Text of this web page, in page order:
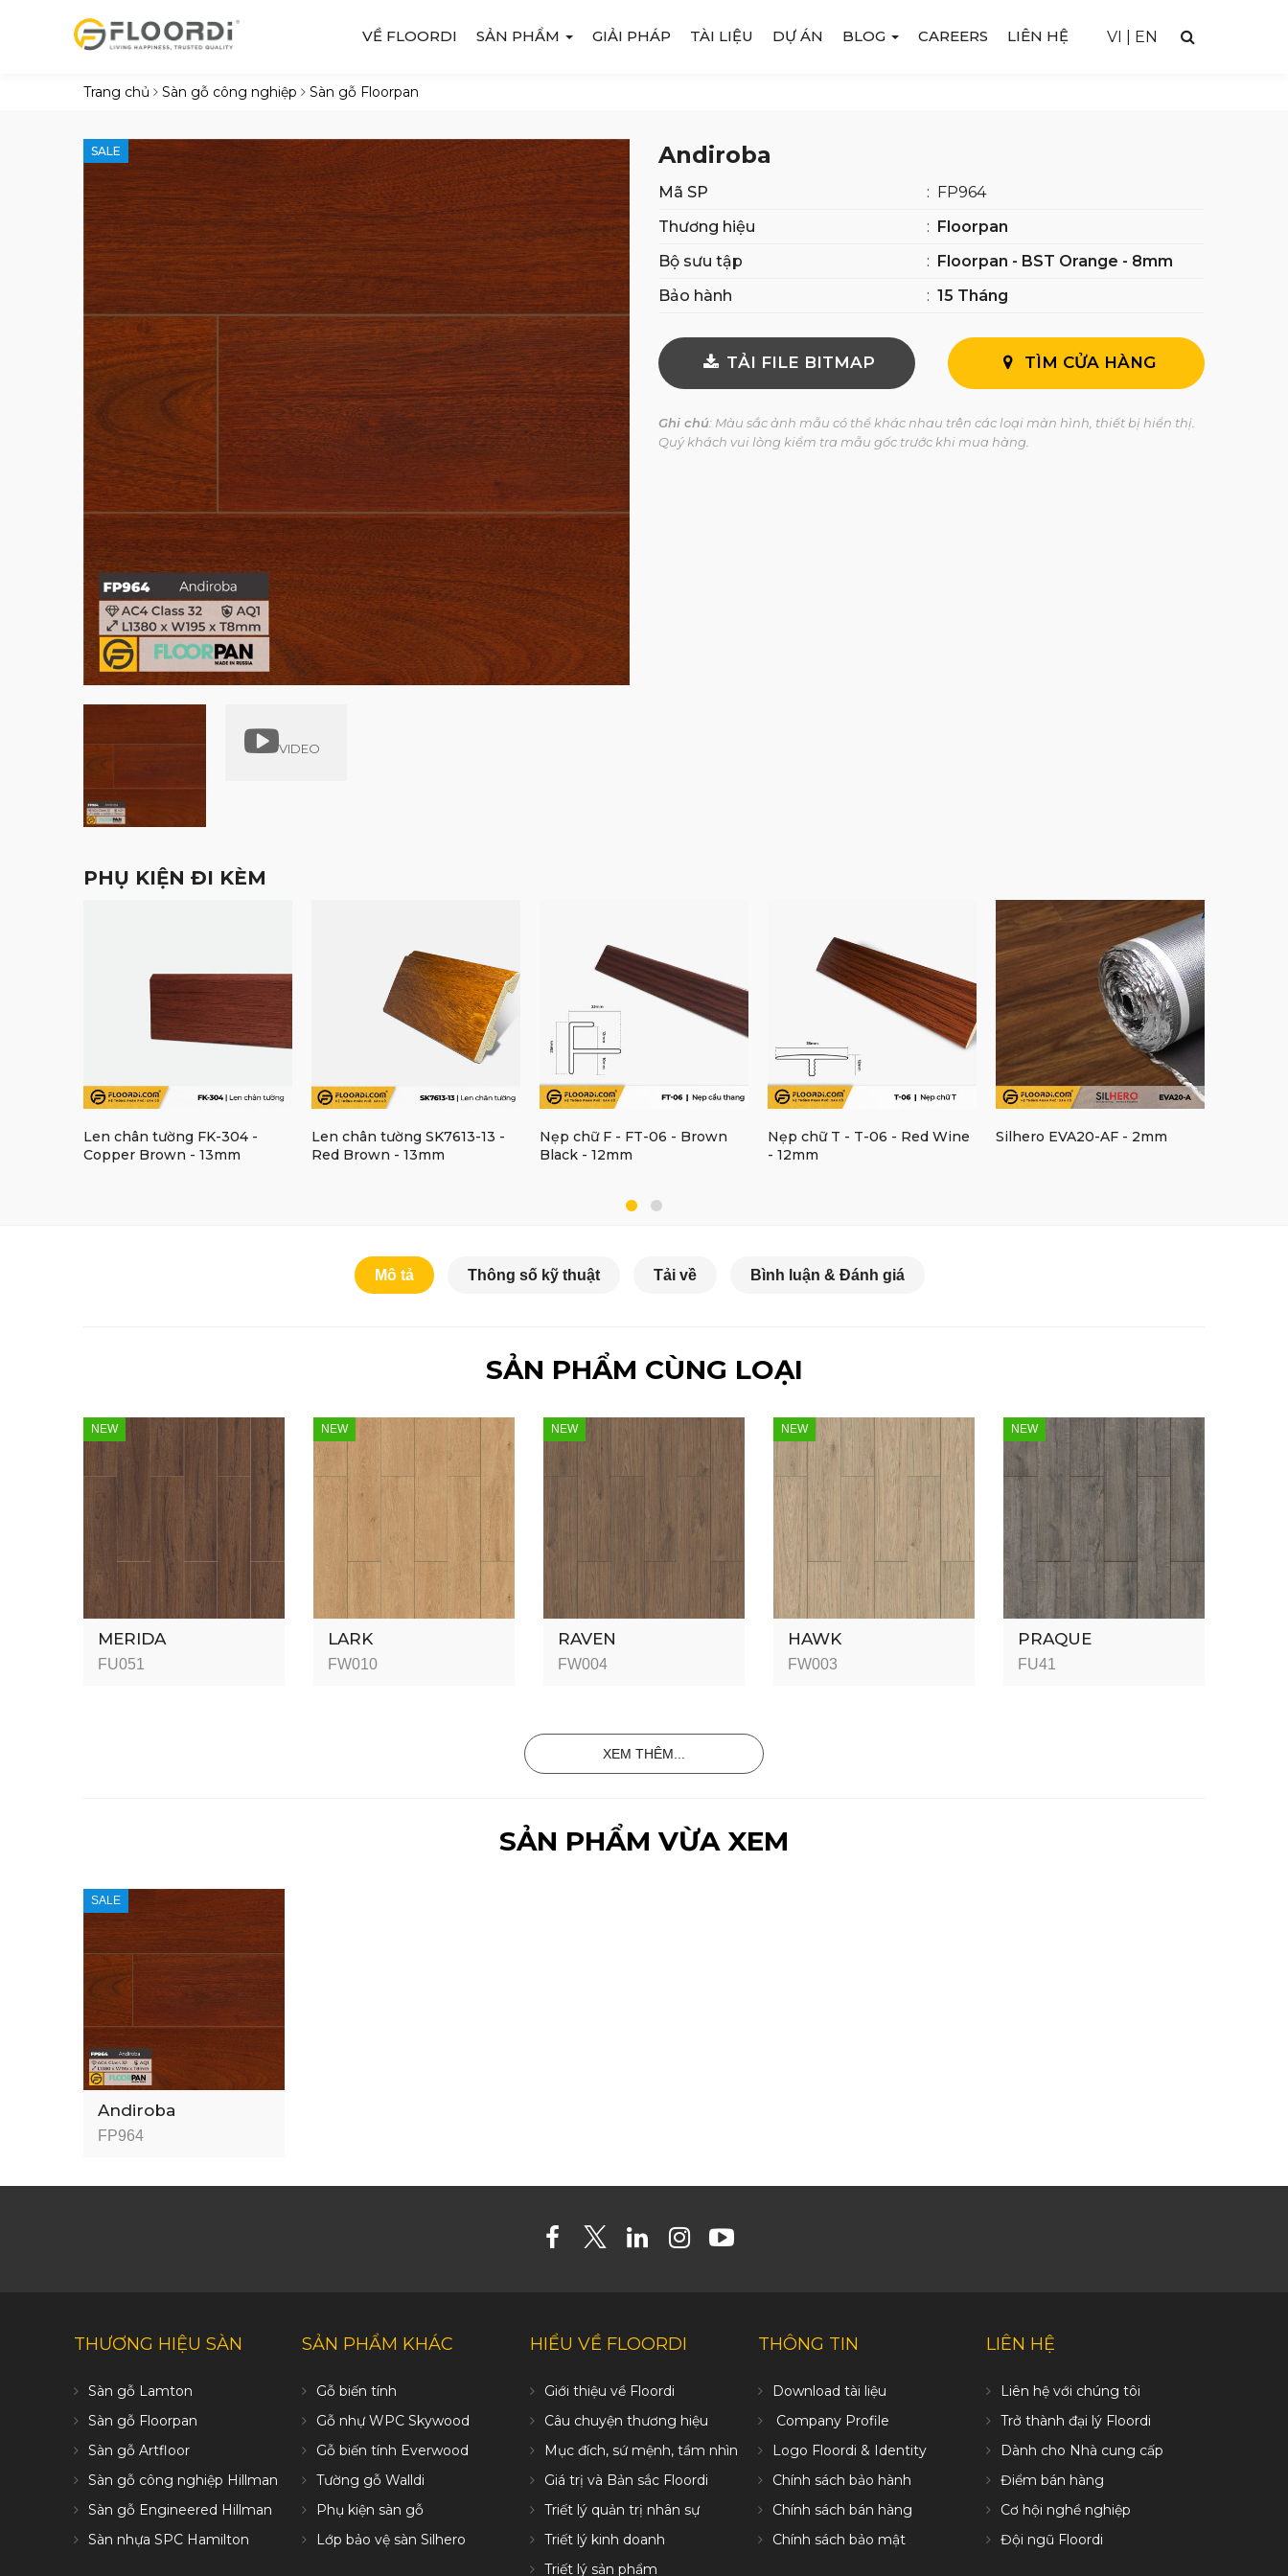
VI EN
VỀ FLOORDI SẢN PHẨM GIẢI PHÁP TÀI LIỆU DỰ ÁN BLOG CAREERS LIÊN HỆ
Trang chủ Sàn gỗ công nghiệp Sàn gỗ Floorpan
SALE
VIDEO
Andiroba
Mã SP : FP964
Thương hiệu
: Floorpan
Bộ sưu tập
: Floorpan - BST Orange - 8mm
Bảo hành
: 15 Tháng
TẢI FILE BITMAP TÌM CỬA HÀNG
Ghi chú: Màu sắc ảnh mẫu có thể khác nhau trên các loại màn hình, thiết bị hiển thị.
Quý khách vui lòng kiểm tra mẫu gốc trước khi mua hàng.
PHỤ KIỆN ĐI KÈM
Len chân tường FK-304 -
Copper Brown - 13mm
Len chân tường SK7613-13 -
Red Brown - 13mm
Nẹp chữ F - FT-06 - Brown
Black - 12mm
Nẹp chữ T - T-06 - Red Wine
- 12mm
Silhero EVA20-AF - 2mm
Mô tả Thông số kỹ thuật Tải về Bình luận & Đánh giá
SẢN PHẨM CÙNG LOẠI
NEW
MERIDA
FU051
NEW
LARK
FW010
NEW
RAVEN
FW004
NEW
HAWK
FW003
NEW
PRAQUE
FU41
XEM THÊM...
SẢN PHẨM VỪA XEM
SALE
Andiroba
FP964
THƯƠNG HIỆU SÀN
Sàn gỗ Lamton
Sàn gỗ Floorpan
Sàn gỗ Artfloor
Sàn gỗ công nghiệp Hillman
Sàn gỗ Engineered Hillman
Sàn nhựa SPC Hamilton
SẢN PHẨM KHÁC
Gỗ biến tính
Gỗ nhự WPC Skywood
Gỗ biến tính Everwood
Tường gỗ Walldi
Phụ kiện sàn gỗ
Lớp bảo vệ sàn Silhero
HIỂU VỀ FLOORDI
Giới thiệu về Floordi
Câu chuyện thương hiệu
Mục đích, sứ mệnh, tầm nhìn
Giá trị và Bản sắc Floordi
Triết lý quản trị nhân sự
Triết lý kinh doanh
Triết lý sản phẩm
THÔNG TIN
Download tài liệu
Company Profile
Logo Floordi & Identity
Chính sách bảo hành
Chính sách bán hàng
Chính sách bảo mật
LIÊN HỆ
Liên hệ với chúng tôi
Trở thành đại lý Floordi
Dành cho Nhà cung cấp
Điểm bán hàng
Cơ hội nghề nghiệp
Đội ngũ Floordi